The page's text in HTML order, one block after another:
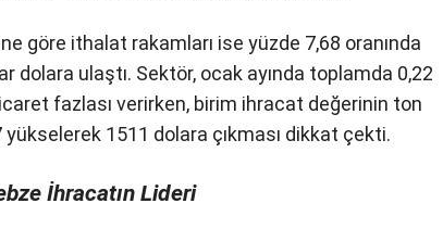
göre ithalat rakamları ise yüzde 7,68 oranında
dolara ulaştı. Sektör, ocak ayında toplamda 0,22
fazlası verirken, birim ihracat değerinin ton
yükselerek 1511 dolara çıkması dikkat çekti.
İhracatın Lideri